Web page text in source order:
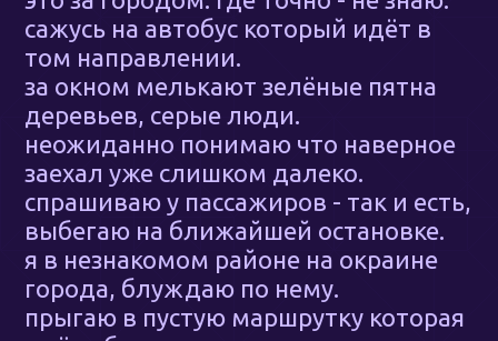
сажусь на автобус который идёт в
том направлении.
за окном мелькают зелёные пятна
деревьев, серые люди.
неожиданно понимаю что наверное
заехал уже слишком далеко.
спрашиваю у пассажиров - так и есть,
выбегаю на ближайшей остановке.
я в незнакомом районе на окраине
города, блуждаю по нему.
прыгаю в пустую маршрутку которая